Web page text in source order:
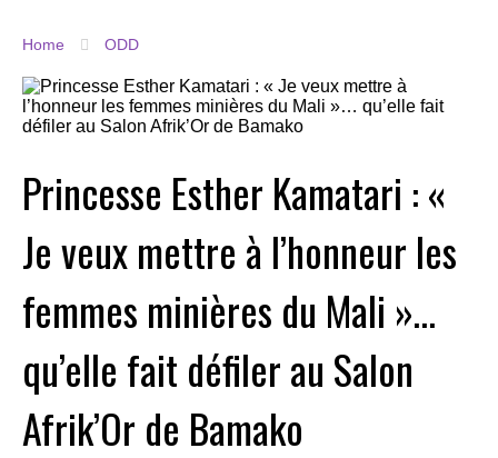
Home ODD
Princesse Esther Kamatari : «
Je veux mettre à l’honneur les
femmes minières du Mali »…
qu’elle fait défiler au Salon
Afrik’Or de Bamako